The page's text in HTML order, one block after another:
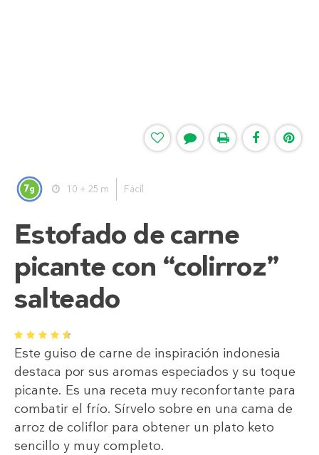
7g 10 + 25 m Fácil
Estofado de carne
picante con “colirroz”
salteado
1 2 3 4 5
Este guiso de carne de inspiración indonesia
destaca por sus aromas especiados y su toque
picante. Es una receta muy reconfortante para
combatir el frío. Sírvelo sobre en una cama de
arroz de coliflor para obtener un plato keto
sencillo y muy completo.